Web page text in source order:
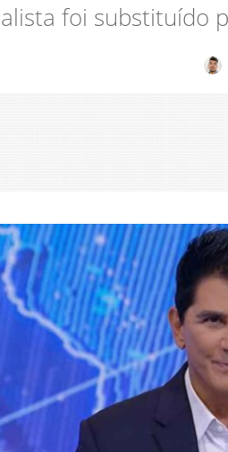
foi substituído